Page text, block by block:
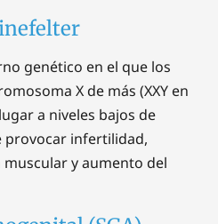
genético en el que los
X de más (XXY en
a niveles bajos de
provocar infertilidad,
y aumento del